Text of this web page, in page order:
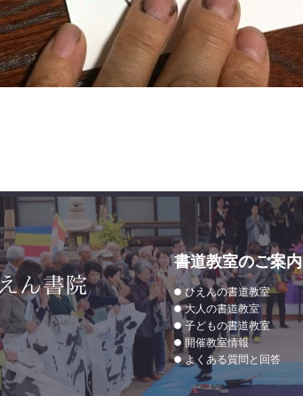
書道教室のご案内
ひえんの書道教室
大人の書道教室
子どもの書道教室
開催教室情報
よくある質問と回答